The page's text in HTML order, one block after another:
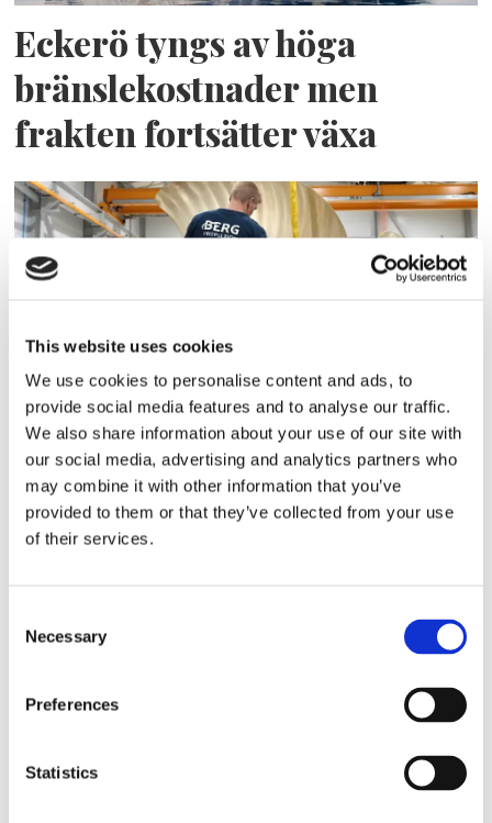
This website uses cookies
We use cookies to personalise content and ads, to
provide social media features and to analyse our traffic.
We also share information about your use of our site with
our social media, advertising and analytics partners who
may combine it with other information that you’ve
provided to them or that they’ve collected from your use
of their services.
Selection
Necessary
Preferences
Statistics
Eckerö tyngs av höga
bränslekostnader men
frakten fortsätter växa
Storaffären: Kongsberg
Maritime köper Berg
Propulsion